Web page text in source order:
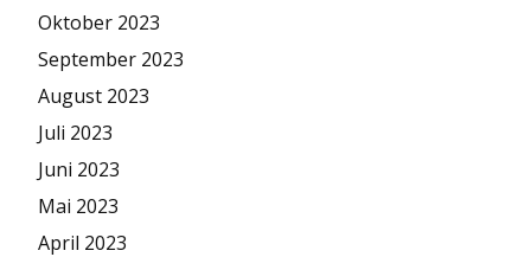
Oktober 2023
September 2023
August 2023
Juli 2023
Juni 2023
Mai 2023
April 2023